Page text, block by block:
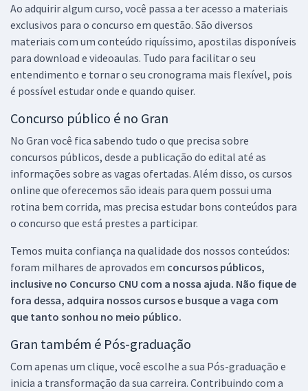
Ao adquirir algum curso, você passa a ter acesso a materiais
exclusivos para o concurso em questão. São diversos
materiais com um conteúdo riquíssimo, apostilas disponíveis
para download e videoaulas. Tudo para facilitar o seu
entendimento e tornar o seu cronograma mais flexível, pois
é possível estudar onde e quando quiser.
Concurso público é no Gran
No Gran você fica sabendo tudo o que precisa sobre
concursos públicos, desde a publicação do edital até as
informações sobre as vagas ofertadas. Além disso, os cursos
online que oferecemos são ideais para quem possui uma
rotina bem corrida, mas precisa estudar bons conteúdos para
o concurso que está prestes a participar.
Temos muita confiança na qualidade dos nossos conteúdos:
foram milhares de aprovados em concursos públicos,
inclusive no Concurso CNU com a nossa ajuda. Não fique de
fora dessa, adquira nossos cursos e busque a vaga com
que tanto sonhou no meio público.
Gran também é Pós-graduação
Com apenas um clique, você escolhe a sua Pós-graduação e
inicia a transformação da sua carreira. Contribuindo com a